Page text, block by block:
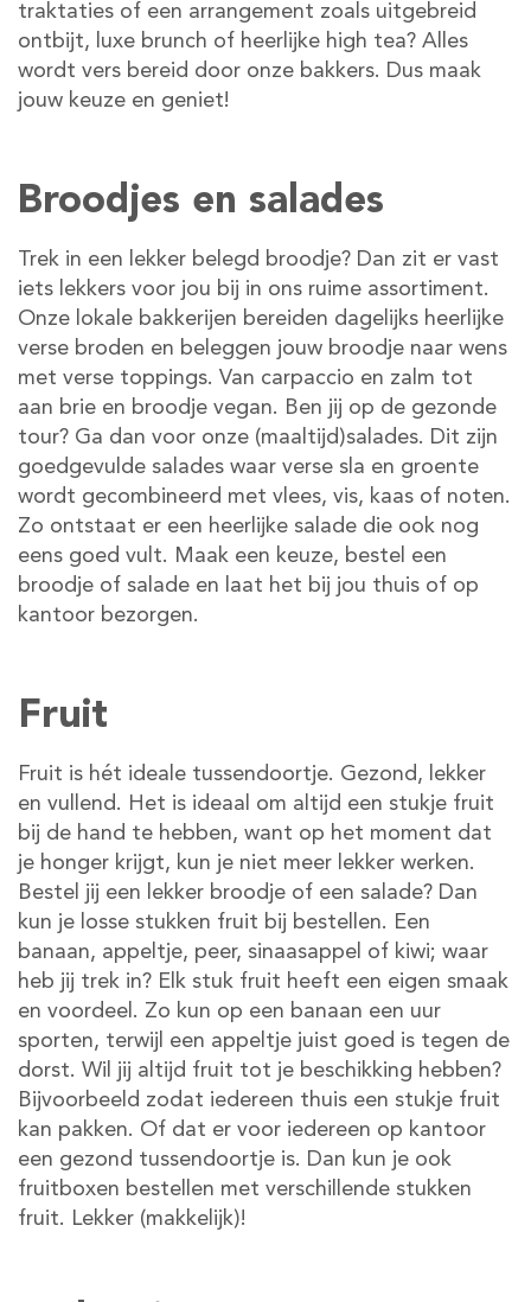
traktaties of een arrangement zoals uitgebreid
ontbijt, luxe brunch of heerlijke high tea? Alles
wordt vers bereid door onze bakkers. Dus maak
jouw keuze en geniet!
Broodjes en salades
Trek in een lekker belegd broodje? Dan zit er vast
iets lekkers voor jou bij in ons ruime assortiment.
Onze lokale bakkerijen bereiden dagelijks heerlijke
verse broden en beleggen jouw broodje naar wens
met verse toppings. Van carpaccio en zalm tot
aan brie en broodje vegan. Ben jij op de gezonde
tour? Ga dan voor onze (maaltijd)salades. Dit zijn
goedgevulde salades waar verse sla en groente
wordt gecombineerd met vlees, vis, kaas of noten.
Zo ontstaat er een heerlijke salade die ook nog
eens goed vult. Maak een keuze, bestel een
broodje of salade en laat het bij jou thuis of op
kantoor bezorgen.
Fruit
Fruit is hét ideale tussendoortje. Gezond, lekker
en vullend. Het is ideaal om altijd een stukje fruit
bij de hand te hebben, want op het moment dat
je honger krijgt, kun je niet meer lekker werken.
Bestel jij een lekker broodje of een salade? Dan
kun je losse stukken fruit bij bestellen. Een
banaan, appeltje, peer, sinaasappel of kiwi; waar
heb jij trek in? Elk stuk fruit heeft een eigen smaak
en voordeel. Zo kun op een banaan een uur
sporten, terwijl een appeltje juist goed is tegen de
dorst. Wil jij altijd fruit tot je beschikking hebben?
Bijvoorbeeld zodat iedereen thuis een stukje fruit
kan pakken. Of dat er voor iedereen op kantoor
een gezond tussendoortje is. Dan kun je ook
fruitboxen bestellen met verschillende stukken
fruit. Lekker (makkelijk)!